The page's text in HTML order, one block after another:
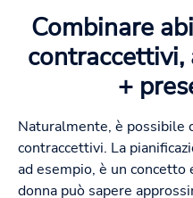
Combinare
contraccettivi,
+
Naturalmente, è possibile
contraccettivi. La
ad esempio, è un
donna può sapere